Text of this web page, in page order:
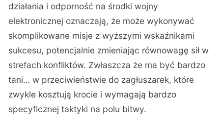
działania i odporność na środki wojny
elektronicznej oznaczają, że może wykonywać
skomplikowane misje z wyższymi wskaźnikami
sukcesu, potencjalnie zmieniając równowagę sił w
strefach konfliktów. Zwłaszcza że ma być bardzo
tani… w przeciwieństwie do zagłuszarek, które
zwykle kosztują krocie i wymagają bardzo
specyficznej taktyki na polu bitwy.